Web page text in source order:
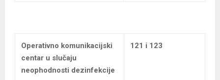
Operativno komunikacijski
centar u slučaju
neophodnosti dezinfekcije
121 i 123